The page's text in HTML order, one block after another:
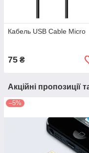
Кабель USB Cable Micro
75 ₴
Акційні пропозиції
–5%